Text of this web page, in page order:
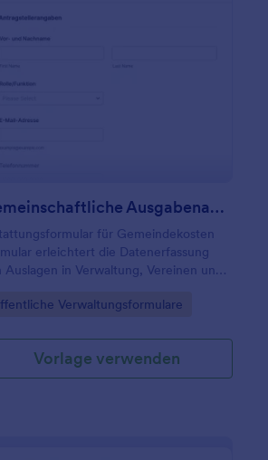
Gemeinschaftliche Ausgabenabrechnungsformular
für Gemeindekosten
erleichtert die Datenerfassung
Auslagen in Verwaltung, Vereinen und
geprüft und nachvollziehbar
to Category:Verwaltungsformulare
Vorlage verwenden